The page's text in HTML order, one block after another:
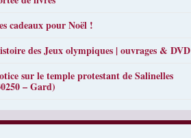
cadeaux pour Noël !
des Jeux olympiques | ouvrages & DVD
sur le temple protestant de Salinelles
– Gard)